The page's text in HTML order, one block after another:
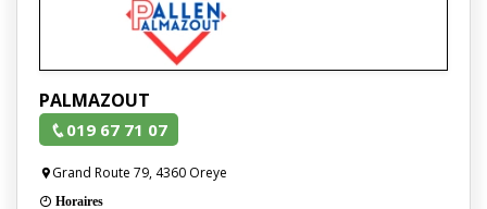
PALMAZOUT
019 67 71 07
Grand Route 79, 4360 Oreye
Horaires